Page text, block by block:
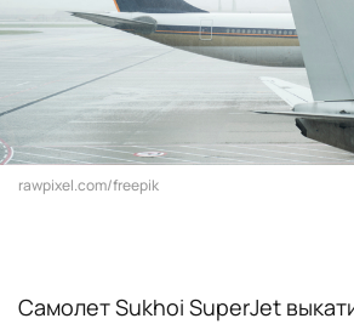
rawpixel.com/freepik
Самолет Sukhoi SuperJet